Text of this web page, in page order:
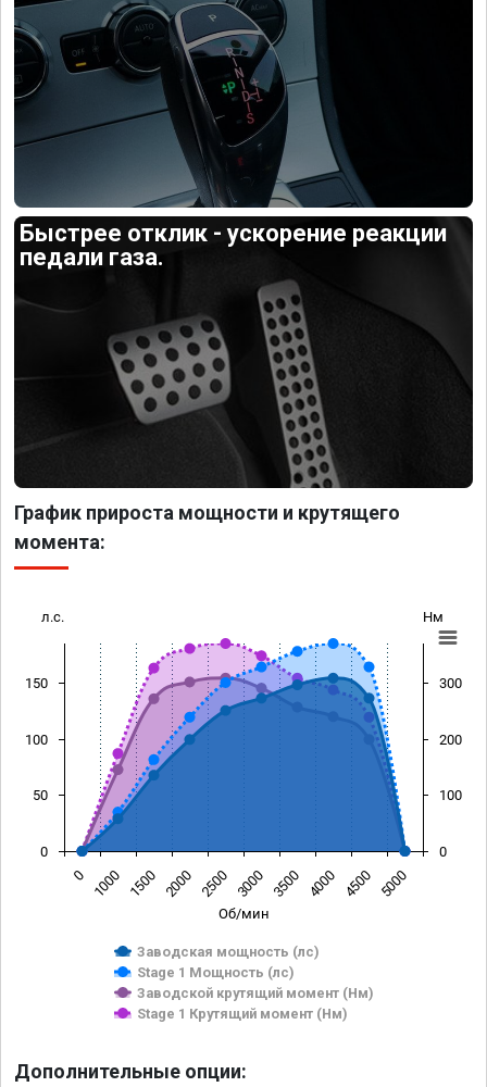
Быстрее отклик - ускорение реакции
педали газа.
График прироста мощности и крутящего
момента:
Об/мин
л.с. Нм
Заводская мощность (лс)
Stage 1 Мощность (лс)
Заводской крутящий момент (Нм)
Stage 1 Крутящий момент (Нм)
0 1000 1500 2000 2500 3000 3500 4000 4500 5000
0
50
100
150
0
100
200
300
Дополнительные опции: